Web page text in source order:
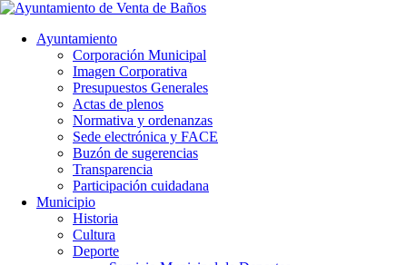
Ayuntamiento
Corporación Municipal
Imagen Corporativa
Presupuestos Generales
Actas de plenos
Normativa y ordenanzas
Sede electrónica y FACE
Buzón de sugerencias
Transparencia
Participación cuidadana
Municipio
Historia
Cultura
Deporte